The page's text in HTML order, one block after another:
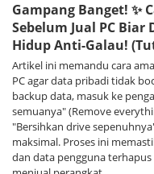
Gampang Banget! ✨
Sebelum Jual PC
Hidup Anti-Galau!
Artikel ini memandu cara
PC agar data pribadi tidak
backup data, masuk ke
semuanya" (Remove
"Bersihkan drive
maksimal. Proses ini
dan data pengguna